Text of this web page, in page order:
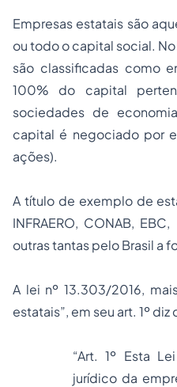
Empresas estatais são
ou todo o capital social.
são classificadas como
100% do capital
sociedades de
capital é negociado por
ações).
A título de exemplo de
INFRAERO, CONAB, EBC,
outras tantas pelo Brasil a
A lei nº 13.303/2016,
estatais”, em seu art. 1º diz
“Art. 1º Esta
jurídico da